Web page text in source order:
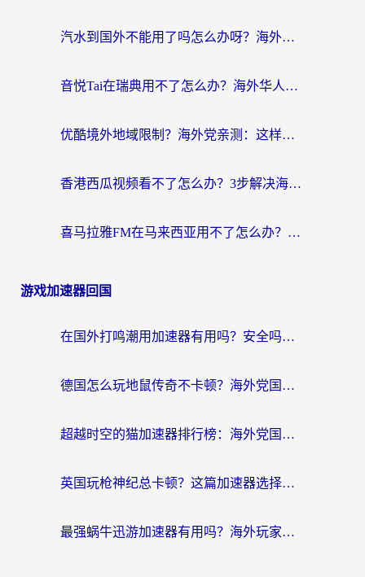
汽水到国外不能用了吗怎么办呀？海外党追剧看片的救星在这里！
音悦Tai在瑞典用不了怎么办？海外华人追剧听歌的实用指南
优酷境外地域限制？海外党亲测：这样看国内剧再也不卡（附3个实用场景解决）
香港西瓜视频看不了怎么办？3步解决海外追剧难题，附靠谱加速器推荐
喜马拉雅FM在马来西亚用不了怎么办？海外华人亲测有效的回国加速指南
游戏加速器回国
在国外打鸣潮用加速器有用吗？安全吗？海外玩家国服游戏加速全指南
德国怎么玩地鼠传奇不卡顿？海外党国服游戏加速全攻略（含战双EVE实用指南）
超越时空的猫加速器排行榜：海外党国服游戏不卡顿的终极选择指南
英国玩枪神纪总卡顿？这篇加速器选择指南帮你告别延迟（附实测推荐）
最强蜗牛迅游加速器有用吗？海外玩家国服游戏加速避坑指南（附德国玩忍者必须死3流星蝴蝶剑解决办法）